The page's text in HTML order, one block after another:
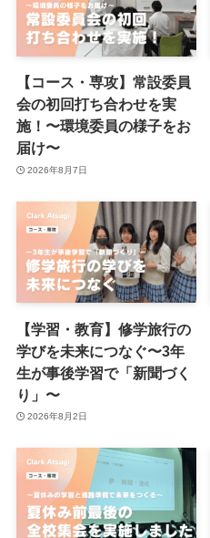
【コース・専攻】常設委員
会の初回打ち合わせを実
施！〜環境委員の様子をお
届け〜
2026年8月7日
【学習・教育】修学旅行の
学びを未来につなぐ〜3年
生が事後学習で「新聞づく
り」〜
2026年8月2日